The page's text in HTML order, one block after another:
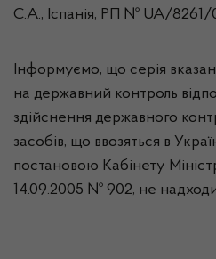
С.А., Іспанія, РП № UA/8261/
Інформуємо, що серія
на державний контроль
здійснення державного
засобів, що ввозяться в
постановою Кабінету
14.09.2005 № 902, не